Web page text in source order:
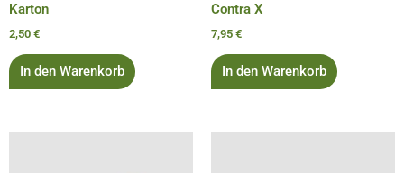
Karton
2,50 €
In den Warenkorb
Contra X
7,95 €
In den Warenkorb